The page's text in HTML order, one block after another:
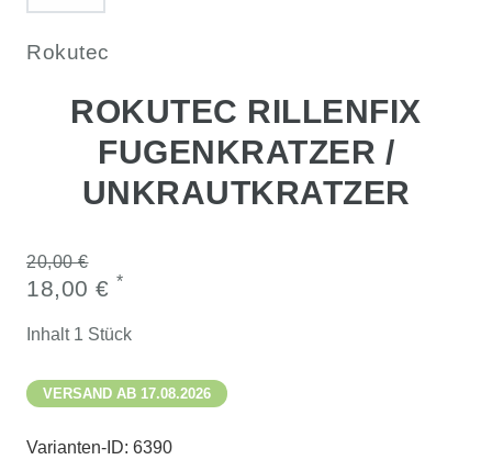
Rokutec
ROKUTEC RILLENFIX
FUGENKRATZER /
UNKRAUTKRATZER
20,00 €
18,00 € *
Inhalt 1 Stück
VERSAND AB 17.08.2026
Varianten-ID: 6390